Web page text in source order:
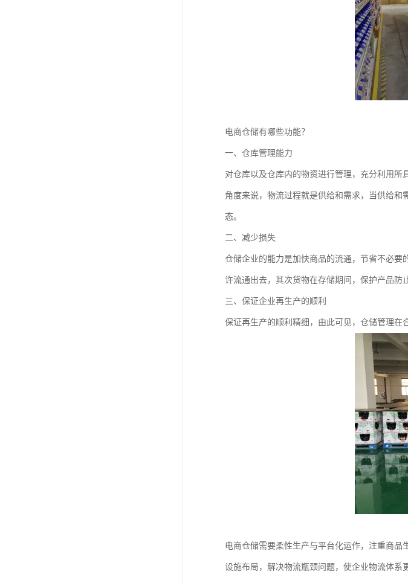
电商仓储有哪些功能？
一、仓库管理能力
对仓库以及仓库内的物资进行管理，充分利用
角度来说，物流过程就是供给和需求，当供给
态。
二、减少损失
仓储企业的能力是加快商品的流通，节省不必
许流通出去，其次货物在存储期间，保护产品防
三、保证企业再生产的顺利
保证再生产的顺利精细，由此可见，仓储管理在
电商仓储需要柔性生产与平台化运作，注重商
设施布局，解决物流瓶颈问题，使企业物流体系